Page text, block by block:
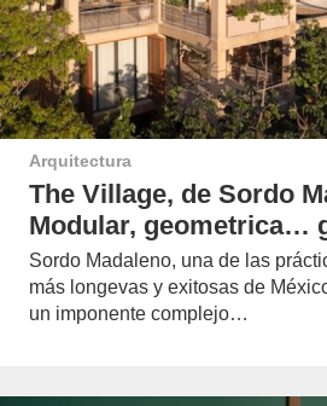
Arquitectura
The Village, de Sordo
Modular, geometrica…
Sordo Madaleno, una de las
más longevas y exitosas de
un imponente complejo…